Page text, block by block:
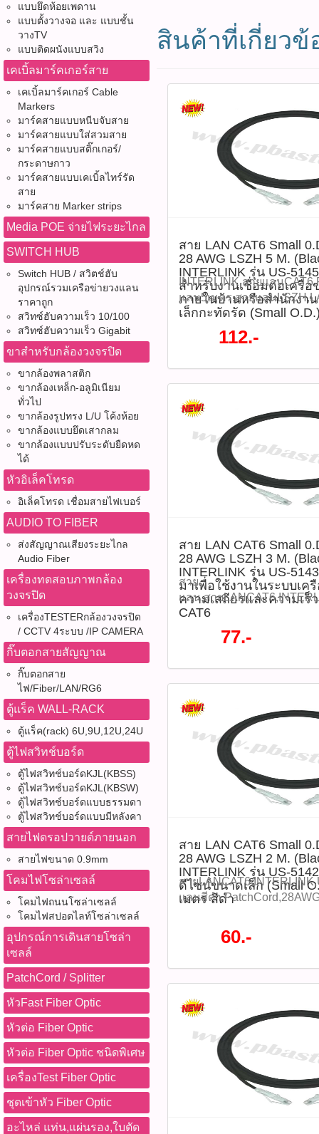
แบบยึดห้อยเพดาน
แบบตั้งวางจอ และ แบบชั้น
วางTV
แบบติดผนังแบบสวิง
เคเบิ้ลมาร์คเกอร์สาย
เคเบิ้ลมาร์คเกอร์ Cable
Markers
มาร์คสายแบบหนีบจับสาย
มาร์คสายแบบใส่สวมสาย
มาร์คสายแบบสติ๊กเกอร์/
กระดาษกาว
มาร์คสายแบบเคเบิ้ลไทร์รัด
สาย
มาร์คสาย Marker strips
Media POE จ่ายไฟระยะไกล
SWITCH HUB
Switch HUB / สวิตช์ฮับ
อุปกรณ์รวมเครือข่ายวงแลน
ราคาถูก
สวิทซ์ฮับความเร็ว 10/100
สวิทซ์ฮับความเร็ว Gigabit
ขาสำหรับกล้องวงจรปิด
ขากล้องพลาสติก
ขากล้องเหล็ก-อลูมิเนียม
ทั่วไป
ขากล้องรูปทรง L/U โค้งห้อย
ขากล้องแบบยึดเสากลม
ขากล้องแบบปรับระดับยืดหด
ได้
หัวอิเล็คโทรด
อิเล็คโทรด เชื่อมสายไฟเบอร์
AUDIO TO FIBER
ส่งสัญญาณเสียงระยะไกล
Audio Fiber
เครื่องทดสอบภาพกล้อง
วงจรปิด
เครื่องTESTERกล้องวงจรปิด
/ CCTV 4ระบบ /IP CAMERA
กิ๊บตอกสายสัญญาณ
กิ๊บตอกสาย
ไฟ/Fiber/LAN/RG6
ตู้แร็ค WALL-RACK
ตู้แร็ค(rack) 6U,9U,12U,24U
ตู้ไฟสวิทช์บอร์ด
ตู้ไฟสวิทช์บอร์ดKJL(KBSS)
ตู้ไฟสวิทช์บอร์ดKJL(KBSW)
ตู้ไฟสวิทช์บอร์ดแบบธรรมดา
ตู้ไฟสวิทช์บอร์ดแบบมีหลังคา
สายไฟดรอปวายด์ภายนอก
สายไฟขนาด 0.9mm
โคมไฟโซล่าเซลล์
โคมไฟถนนโซล่าเซลล์
โคมไฟสปอตไลท์โซล่าเซลล์
อุปกรณ์การเดินสายโซล่า
เซลล์
PatchCord / Splitter
หัวFast Fiber Optic
หัวต่อ Fiber Optic
หัวต่อ Fiber Optic ชนิดพิเศษ
เครื่องTest Fiber Optic
ชุดเข้าหัว Fiber Optic
อะไหล่ แท่น,แผ่นรอง,ใบตัด
สินค้าที่เกี่ยวข้
สาย LAN CAT6 Small
28 AWG LSZH 5 M.
INTERLINK รุ่น US-
สำหรับงานเชื่อมต่อเครือ
ภายในบ้านหรือสำนักงา
เล็กกะทัดรัด (Small
INTERLINK,สายแลน
แลน5เมตร,สายแลน
ดำ
คุณภาพสูง สาย LAN CAT6
CORD 28 AWG LSZH 5
(Small O.D.) สะดวกต่อการ
พื้นที่จำกัด พร้อมหัว RJ-45
เห็นไฟแสดงสถานะได้ง่าย
LSZH (Low Smoke Zero
อันตรายในกรณีเกิดเพลิงไห
MIDYEAR SALE 2026 ล
ราคา 140 บาท / เส้น ลดเห
(Unshielded Twisted Pair)
เมตร - ขนาดตัวนำ: 28
Multi-Stranded) - ความเร็ว
รองรับสูงสุด 10 Gbps - ควา
MHz - หัวเชื่อมต่อ: RJ-45
เจน ควันน้อย - สีสาย: สีดำ
สองด้านเข้ากับพอร์ต LAN
คอมพิวเตอร์, เราเตอร์, สวิ
เชื่อมต่อผ่านไฟ LED บนหัว
เพื่อให้แน่ใจว่าสัญญาณผ่าน
ได้ทันทีโดยไม่ต้องติดตั้งไดร
(แผนภาพการเชื่อมต่อ) ข้อ
งาน - ประสิทธิภาพสูง: รอง
สาย - ปลอดภัย: แจ็กเก็ต
งานเมื่อเกิดไฟไหม้ - หัวโปร่
สถานะง่าย สะดวกในการต
งานติดตั้งมืออาชีพ: ทั้งบ้าน
การวางสายใกล้แหล่งกำเ
น้ำหรือความชื้นโดยตรง อุป
LAN CAT6 PATCH CORD
จำนวน 1 เส้น Tags:
แลนCAT6,PatchCord,สาย
แลนLSZH,LANCable,สาย
ดำ
คุณภาพสูง ติดตามโปรโม
หมด
ที่นี้ 065-862-4063(sale โ
112.-
สาย LAN CAT6 Small
28 AWG LSZH 3 M.
INTERLINK รุ่น US-
มาเพื่อใช้งานในระบบเค
ความเสถียรและความเร็
CAT6
สาย
แลน,สาย
แลน3เมตร
เล็ก,สายแลนสีดำ,LSZH,ส
แลนUTP ,สายแลน
เพื่อใช้งานในระบบเครือข่า
เสถียรและความเร็วสูง ด้วย
รองรับการส่งข้อมูลได้ถึง
โครงสร้างแบบ Small O.D
พื้นที่ เหมาะอย่างยิ่งสำหรับ
ข้อมูล INTERLINK
สูงสุด 70% จากปกติราคา
US-5143SS-6 - ประเภท: ส
Patch Cord - ความยาวสาย
ลวด: 28 AWG (Stranded
UTP (Unshielded Twisted
600 MHz - หัวต่อ RJ45: ชุ
ใช้งาน - เสียบสายเข้ากับพ
เช่น Router, Switch, คอมพิ
Panel - ใช้ในงานติดตั้งภาย
Data Center, หรือระบบเค
ตรวจสอบให้แน่ใจว่าสายไ
ดึงมากเกินไป - เหมาะสำห
เครือข่ายความเร็วสูงที่ต้อง
77.-
สาย LAN CAT6 Small
28 AWG LSZH 2 M.
INTERLINK รุ่น US-
ดีไซน์ขนาดเล็ก (Small
เมตร สีดำ
สาย
แลนสีดำ
,LANCable,RJ45,สาย
แลนSmallOD สาย LAN
เหมาะสำหรับการใช้งานใน
ความเร็วสูง รองรับมาตรฐ
แบบ LSZH (Low Smoke
ปลอดภัยต่อผู้ใช้งาน และเ
INTERLINK MIDYEAR
70% จากปกติราคา 90 บา
60 บาท / เส้น รุ่น : US-
60.-